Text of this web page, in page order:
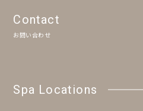
Contact
お問い合わせ
Spa Locations